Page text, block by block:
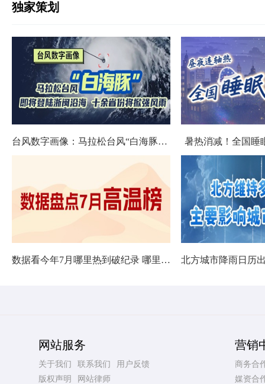
独家策划
台风数字画像：马拉松台风“白海豚”将影响十余省份 暑热消减！全国睡
数据看今年7月哪里热到破纪录 哪里暑热连轴转
网站服务
关于我们 联系我们
用户反馈
版权声明
网站律师
营销
商务合
媒资合